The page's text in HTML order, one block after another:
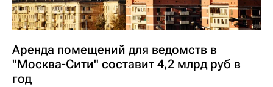
Аренда помещений для ведомств в
"Москва-Сити" составит 4,2 млрд руб в
год